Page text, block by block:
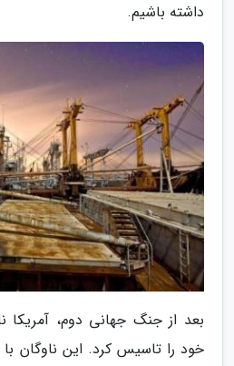
داشته باشیم.
بعد از جنگ جهانی دوم، آمریکا
خود را تاسیس کرد. این ناوگان